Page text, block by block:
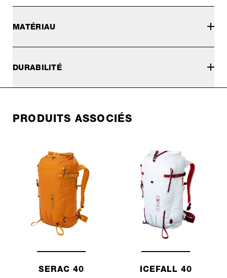
MATÉRIAU
DURABILITÉ
PRODUITS ASSOCIÉS
SERAC 40 ICEFALL 40